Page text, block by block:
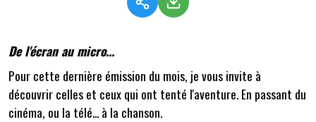
De l'écran au micro...
Pour cette dernière émission du mois, je vous invite à
découvrir celles et ceux qui ont tenté l'aventure. En passant du
cinéma, ou la télé... à la chanson.